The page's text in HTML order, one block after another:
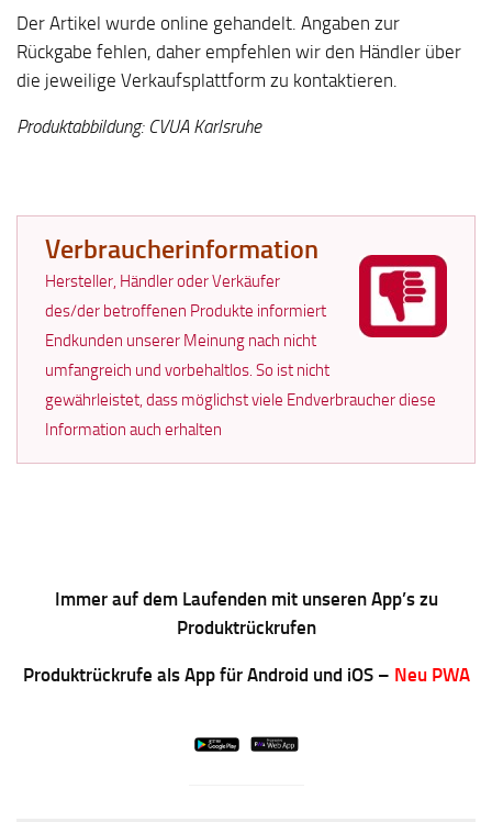
Der Artikel wurde online gehandelt. Angaben zur
Rückgabe fehlen, daher empfehlen wir den Händler über
die jeweilige Verkaufsplattform zu kontaktieren.
Produktabbildung: CVUA Karlsruhe
Verbraucherinformation
Hersteller, Händler oder Verkäufer
des/der betroffenen Produkte informiert
Endkunden unserer Meinung nach nicht
umfangreich und vorbehaltlos. So ist nicht
gewährleistet, dass möglichst viele Endverbraucher diese
Information auch erhalten
Immer auf dem Laufenden mit unseren App’s zu
Produktrückrufen
Produktrückrufe als App für Android und iOS – Neu PWA